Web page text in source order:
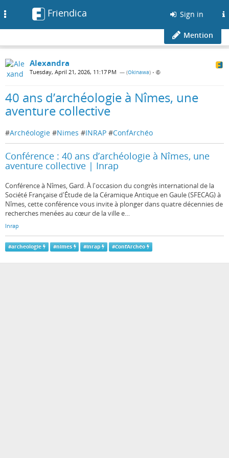
Friendica Sign in
Mention
Alexandra
Tuesday, April 21, 2026, 11:17 PM — (Okinawa) •
40 ans d’archéologie à Nîmes, une
aventure collective
#Archéologie #Nimes #INRAP #ConfArchéo
Conférence : 40 ans d’archéologie à Nîmes, une
aventure collective | Inrap
Conférence à Nîmes, Gard. À l'occasion du congrès international de la
Société Française d'Étude de la Céramique Antique en Gaule (SFECAG) à
Nîmes, cette conférence vous invite à plonger dans quatre décennies de
recherches menées au cœur de la ville e…
Inrap
#archeologie #nimes #inrap #ConfArchéo